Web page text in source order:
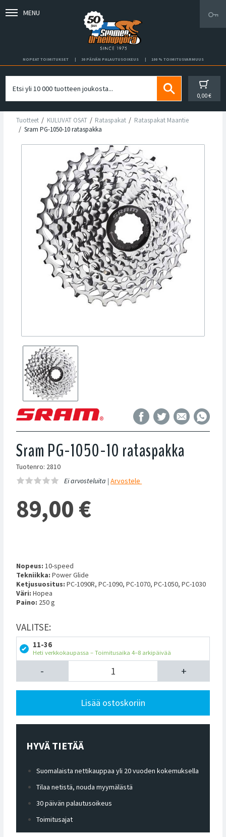
MENU
NOPEAT TOIMITUKSET 30 PÄIVÄN PALAUTUSOIKEUS 100 % TOIMITUSVARMUUS
0,00 €
Tuotteet KULUVAT OSAT Rataspakat
Rataspakat Maantie
Sram PG-1050-10 rataspakka
Sram PG-1050-10 rataspakka
Tuotenro: 2810
Ei arvosteluita |Arvostele
89,00 €
Nopeus: 10-speed
Tekniikka: Power Glide
Ketjusuositus: PC-1090R, PC-1090, PC-1070, PC-1050, PC-1030
Väri: Hopea
Paino: 250 g
VALITSE:
11-36
Heti verkkokaupassa – Toimitusaika 4–8 arkipäivää
- +
Lisää ostoskoriin
HYVÄ TIETÄÄ
Suomalaista nettikauppaa yli 20 vuoden kokemuksella
Tilaa netistä, nouda myymälästä
30 päivän palautusoikeus
Toimitusajat